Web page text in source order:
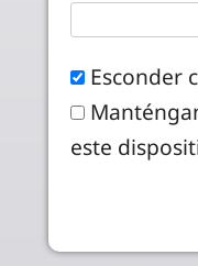
Esconder
este